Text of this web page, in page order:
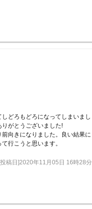
どろもどろになってしまいまし
がとうございました!
向きになりました。良い結果に
行こうと思います。
[投稿日]2020年11月05日 16時28分